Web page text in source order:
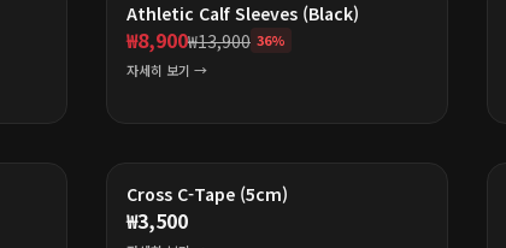
Athletic Calf Sleeves (Black)
₩8,900₩13,900 36%
자세히 보기 →
Cross C-Tape (5cm)
₩3,500